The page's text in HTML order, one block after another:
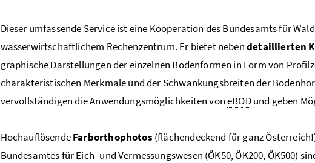
Dieser umfassende Service ist eine Kooperation des Bundesamts für
wasserwirtschaftlichem Rechenzentrum. Er bietet nebendetaillierten
graphische Darstellungen der einzelnen Bodenformen in Form von
charakteristischen Merkmale und der Schwankungsbreiten der
vervollständigen die Anwendungsmöglichkeiten voneBODund geben
HochauflösendeFarborthophotos (flächendeckend für ganz
Bundesamtes für Eich- und Vermessungswesen (ÖK50,ÖK200, ÖK500)